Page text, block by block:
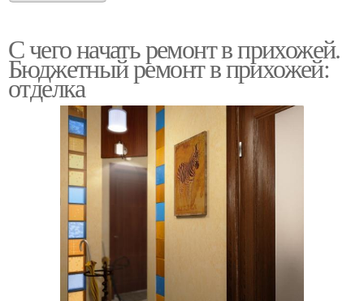
С чего начать ремонт в прихожей.
Бюджетный ремонт в прихожей:
отделка